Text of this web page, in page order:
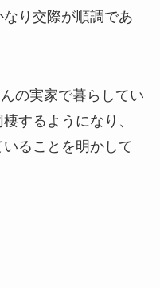
り交際が順調であ
の実家で暮らしてい
するようになり、
ることを明かして